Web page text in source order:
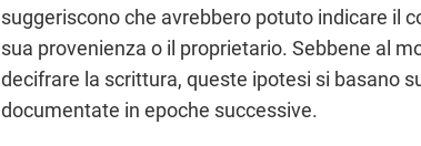
suggeriscono che avrebbero potuto indicare il
sua provenienza o il proprietario. Sebbene al
decifrare la scrittura, queste ipotesi si basano
documentate in epoche successive.